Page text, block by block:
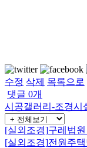
수정 삭제 목록으로
댓글 0개
시공갤러리-조경시
[실외조경]구레법
[실외조경]전원주